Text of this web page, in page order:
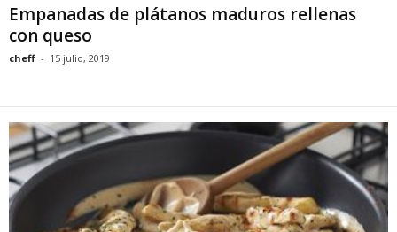
Empanadas de plátanos maduros rellenas
con queso
cheff - 15 julio, 2019